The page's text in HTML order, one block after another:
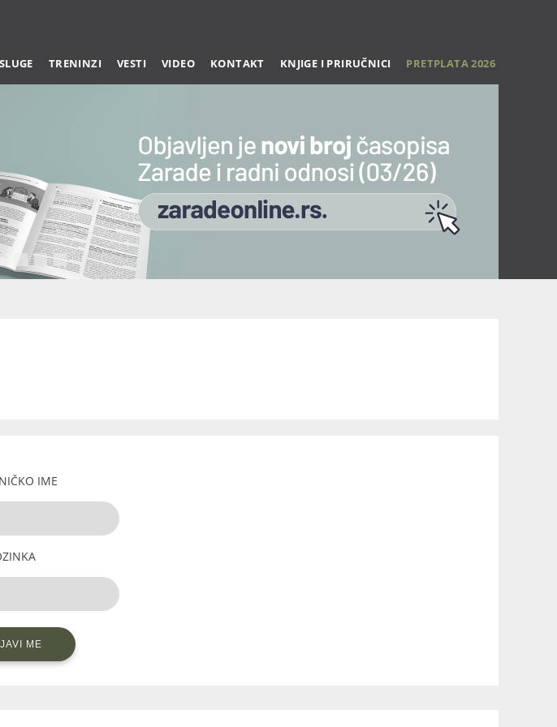
TRENINZI VESTI VIDEO KONTAKT KNJIGE I PRIRUČNICI PRETPLATA 2026
IME